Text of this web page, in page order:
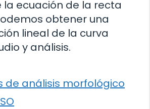
la ecuación de la recta
obtener una
lineal de la curva
y análisis.
de análisis morfológico